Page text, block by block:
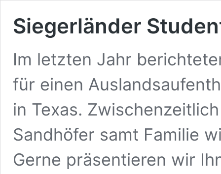
Siegerländer
Im letzten Jahr
für einen
in Texas.
Sandhöfer samt Familie
Gerne präsentieren wir